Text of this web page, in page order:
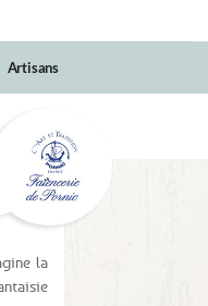
Artisans
la